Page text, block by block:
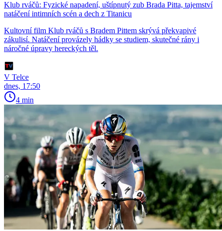
Klub rváčů: Fyzické napadení, uštípnutý zub Brada Pitta, tajemství
natáčení intimních scén a dech z Titanicu
Kultovní film Klub rváčů s Bradem Pittem skrývá překvapivé
zákulisí. Natáčení provázely hádky se studiem, skutečné rány i
náročné úpravy hereckých těl.
V Telce
dnes, 17:50
4 min